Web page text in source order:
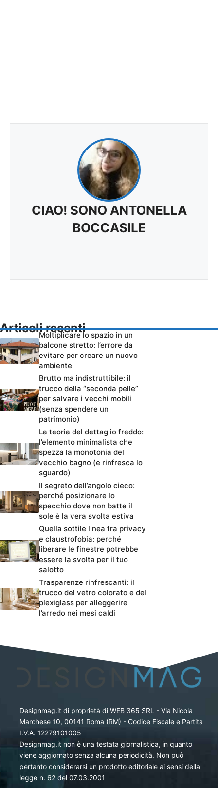
CIAO! SONO ANTONELLA
BOCCASILE
Articoli recenti
Moltiplicare lo spazio in un
balcone stretto: l’errore da
evitare per creare un nuovo
ambiente
Brutto ma indistruttibile: il
trucco della “seconda pelle”
per salvare i vecchi mobili
(senza spendere un
patrimonio)
La teoria del dettaglio freddo:
l’elemento minimalista che
spezza la monotonia del
vecchio bagno (e rinfresca lo
sguardo)
Il segreto dell’angolo cieco:
perché posizionare lo
specchio dove non batte il
sole è la vera svolta estiva
Quella sottile linea tra privacy
e claustrofobia: perché
liberare le finestre potrebbe
essere la svolta per il tuo
salotto
Trasparenze rinfrescanti: il
trucco del vetro colorato e del
plexiglass per alleggerire
l’arredo nei mesi caldi
Designmag.it di proprietà di WEB 365 SRL - Via Nicola
Marchese 10, 00141 Roma (RM) - Codice Fiscale e Partita
I.V.A. 12279101005
Designmag.it non è una testata giornalistica, in quanto
viene aggiornato senza alcuna periodicità. Non può
pertanto considerarsi un prodotto editoriale ai sensi della
legge n. 62 del 07.03.2001